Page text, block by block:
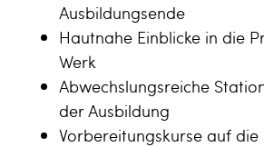
Ausbildungsende
Hautnahe Einblicke in die
Werk
Abwechslungsreiche
der Ausbildung
Vorbereitungskurse auf die